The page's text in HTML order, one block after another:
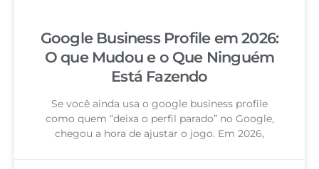
Google Business Profile em 2026:
O que Mudou e o Que Ninguém
Está Fazendo
Se você ainda usa o google business profile
como quem “deixa o perfil parado” no Google,
chegou a hora de ajustar o jogo. Em 2026,